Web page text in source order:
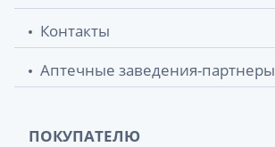
Контакты
Аптечные заведения-партнеры
ПОКУПАТЕЛЮ